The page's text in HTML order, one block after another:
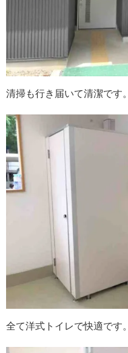
清掃も行き届いて清潔です。
全て洋式トイレで快適です。